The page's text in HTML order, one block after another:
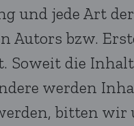
und jede Art
bzw.
Soweit die
werden
bitten